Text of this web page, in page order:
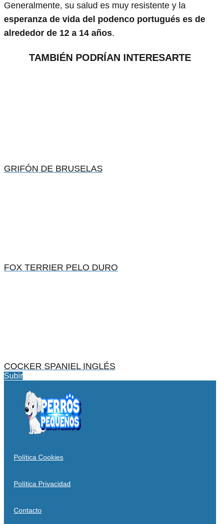
Generalmente, su salud es muy resistente y la
esperanza de vida del podenco portugués es de
alrededor de 12 a 14 años.
TAMBIÉN PODRÍAN INTERESARTE
GRIFÓN DE BRUSELAS
FOX TERRIER PELO DURO
COCKER SPANIEL INGLÉS
Subir
Política Cookies
Política Privacidad
Contacto